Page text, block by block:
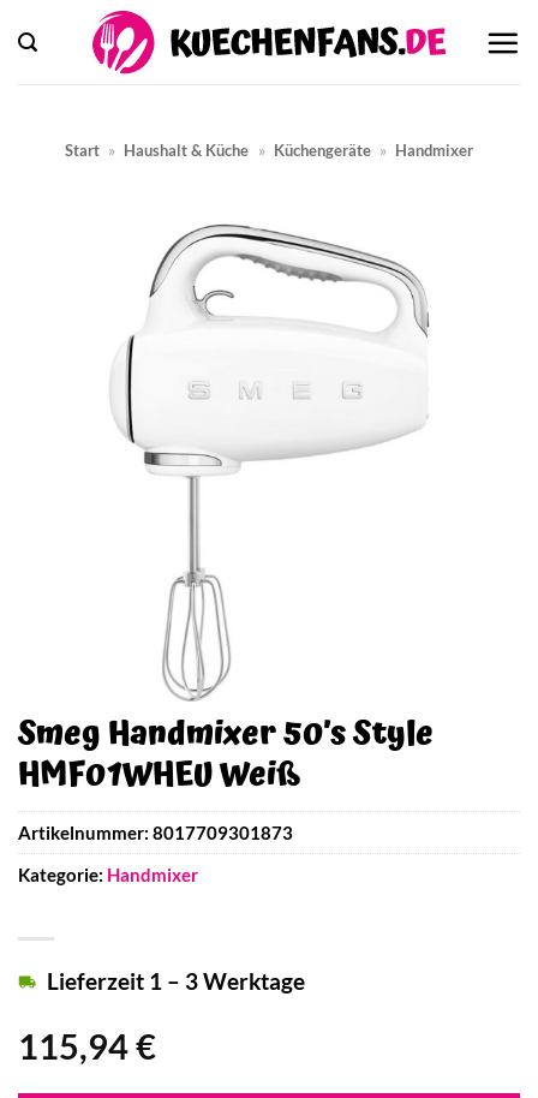
Inhalt
springen
Start » Haushalt & Küche » Küchengeräte » Handmixer
Smeg Handmixer 50’s Style
HMF01WHEU Weiß
115,94€
Lieferzeit 1 – 3 Werktage
Artikelnummer: 8017709301873
Kategorie: Handmixer